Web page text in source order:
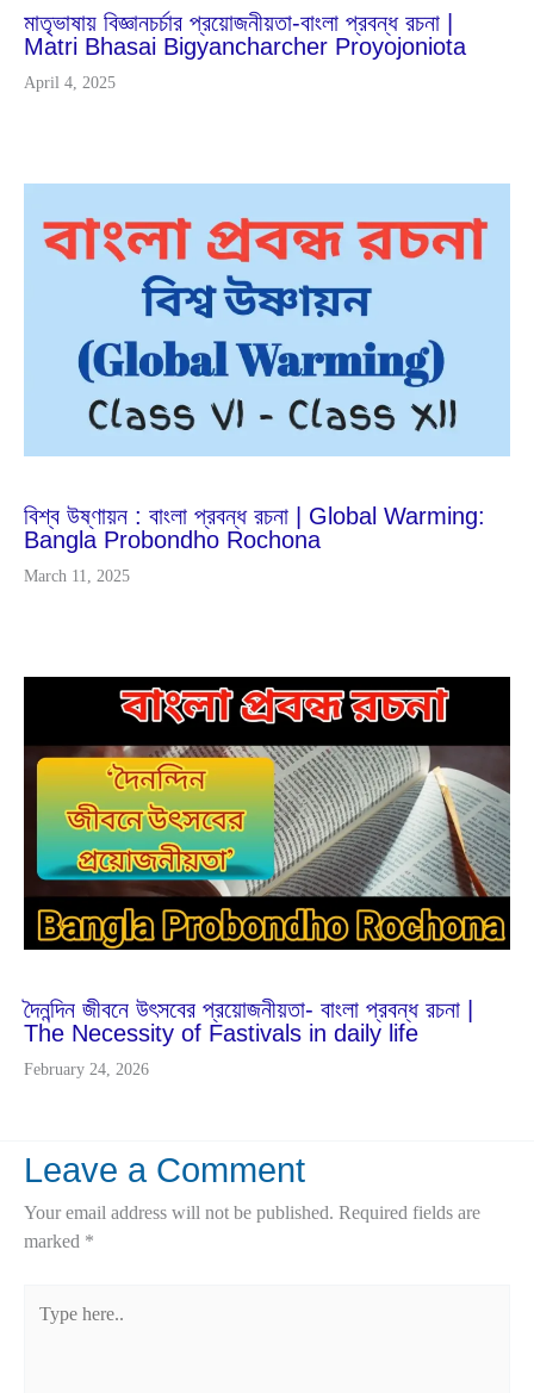
মাতৃভাষায় বিজ্ঞানচর্চার প্রয়োজনীয়তা-বাংলা প্রবন্ধ রচনা |
Matri Bhasai Bigyancharcher Proyojoniota
April 4, 2025
বিশ্ব উষ্ণায়ন : বাংলা প্রবন্ধ রচনা | Global Warming:
Bangla Probondho Rochona
March 11, 2025
দৈনন্দিন জীবনে উৎসবের প্রয়োজনীয়তা- বাংলা প্রবন্ধ রচনা |
The Necessity of Fastivals in daily life
February 24, 2026
Leave a Comment
Your email address will not be published. Required fields are
marked *
here..